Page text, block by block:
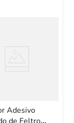
Adesivo